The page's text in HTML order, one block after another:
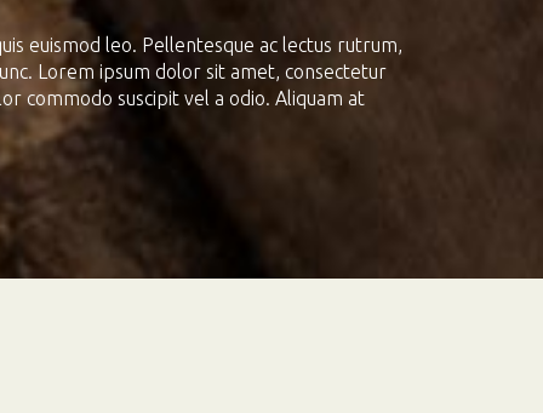
euismod leo. Pellentesque ac lectus rutrum,
Lorem ipsum dolor sit amet, consectetur
commodo suscipit vel a odio. Aliquam at